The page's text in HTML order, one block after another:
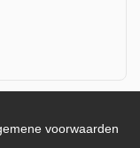
voorwaarden